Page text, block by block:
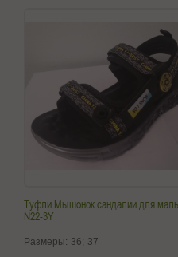
Туфли Мышонок сандалии для
N22-3Y
Размеры: 36; 37